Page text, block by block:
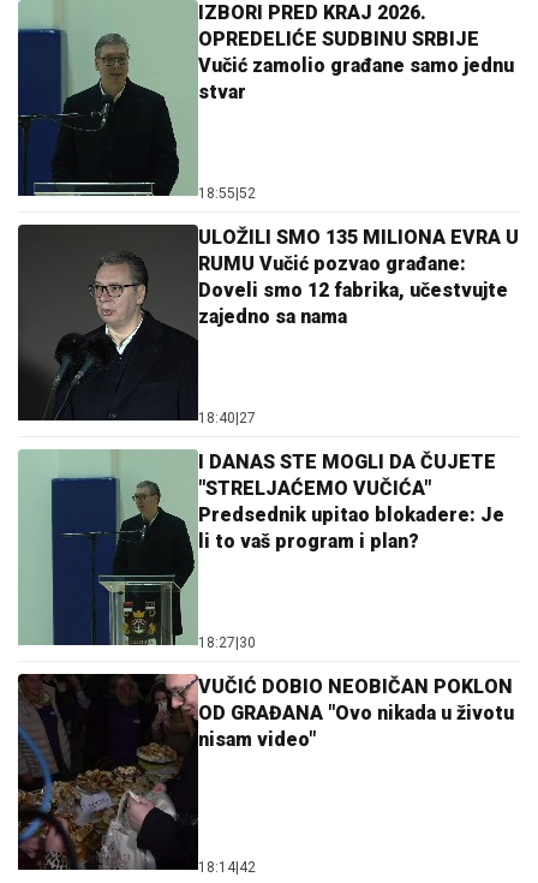
IZBORI PRED KRAJ 2026.
OPREDELIĆE SUDBINU SRBIJE
Vučić zamolio građane samo jednu
stvar
18:55 52
ULOŽILI SMO 135 MILIONA EVRA U
RUMU Vučić pozvao građane:
Doveli smo 12 fabrika, učestvujte
zajedno sa nama
18:40 27
I DANAS STE MOGLI DA ČUJETE
"STRELJAĆEMO VUČIĆA"
Predsednik upitao blokadere: Je
li to vaš program i plan?
18:27 30
VUČIĆ DOBIO NEOBIČAN POKLON
OD GRAĐANA "Ovo nikada u životu
nisam video"
18:14 42